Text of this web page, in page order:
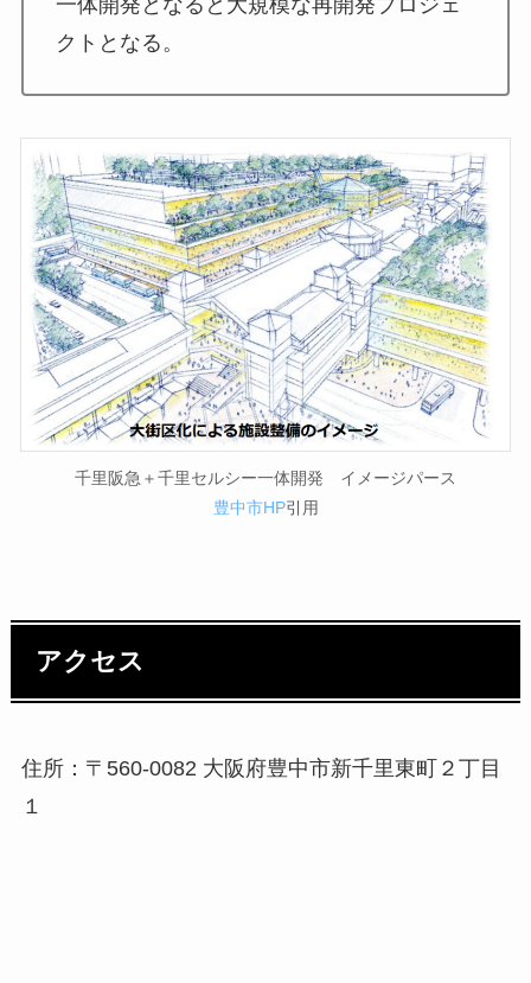
一体開発となると大規模な再開発プロジェ
クトとなる。
千里阪急＋千里セルシー一体開発 イメージパース
豊中市HP引用
アクセス
住所：〒560-0082 大阪府豊中市新千里東町２丁目
１